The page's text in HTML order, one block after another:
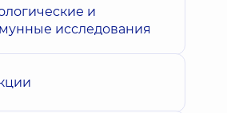
и
исследования